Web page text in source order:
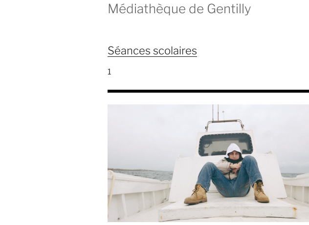
Médiathèque de Gentilly
Séances scolaires
1